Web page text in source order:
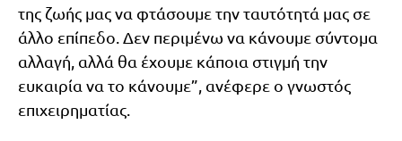
της ζωής μας να φτάσουμε την ταυτότητά μας σε
άλλο επίπεδο. Δεν περιμένω να κάνουμε σύντομα
αλλαγή, αλλά θα έχουμε κάποια στιγμή την
ευκαιρία να το κάνουμε”, ανέφερε ο γνωστός
επιχειρηματίας.